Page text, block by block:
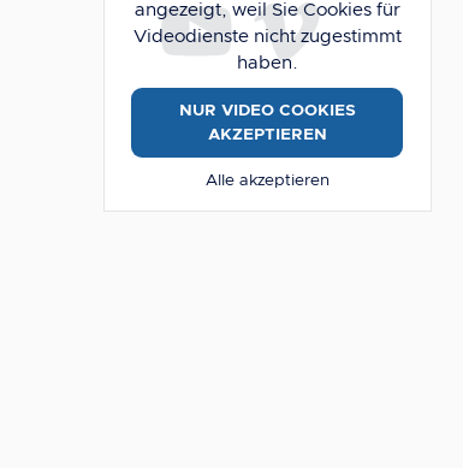
angezeigt, weil Sie Cookies für
Videodienste nicht zugestimmt
haben.
NUR VIDEO COOKIES
AKZEPTIEREN
Alle akzeptieren